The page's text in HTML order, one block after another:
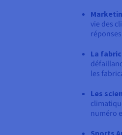
vie des
La
les
Les
numéro
Sports